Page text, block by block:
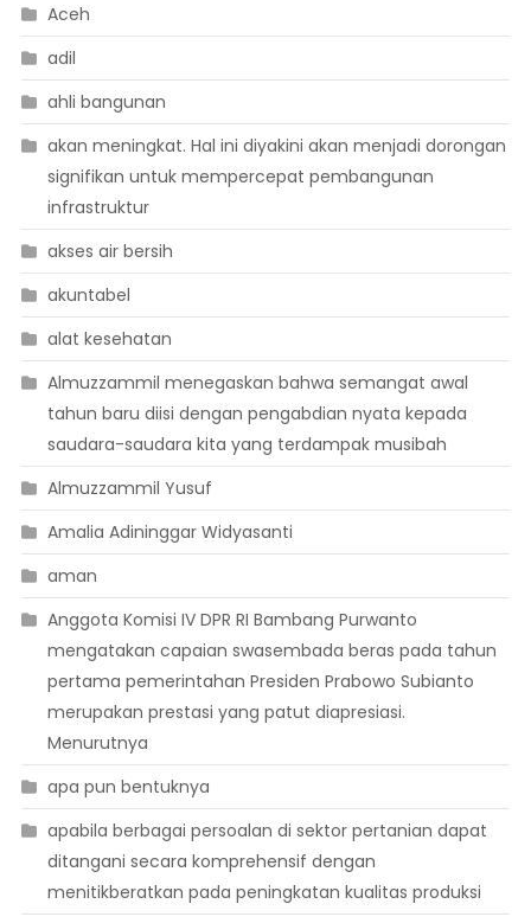
Aceh
adil
ahli bangunan
akan meningkat. Hal ini diyakini akan menjadi dorongan
signifikan untuk mempercepat pembangunan
infrastruktur
akses air bersih
akuntabel
alat kesehatan
Almuzzammil menegaskan bahwa semangat awal
tahun baru diisi dengan pengabdian nyata kepada
saudara-saudara kita yang terdampak musibah
Almuzzammil Yusuf
Amalia Adininggar Widyasanti
aman
Anggota Komisi IV DPR RI Bambang Purwanto
mengatakan capaian swasembada beras pada tahun
pertama pemerintahan Presiden Prabowo Subianto
merupakan prestasi yang patut diapresiasi.
Menurutnya
apa pun bentuknya
apabila berbagai persoalan di sektor pertanian dapat
ditangani secara komprehensif dengan
menitikberatkan pada peningkatan kualitas produksi